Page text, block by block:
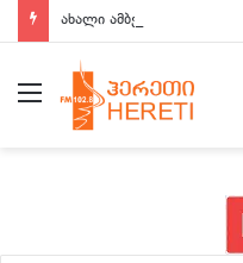
ახალი ამბები 15:00 საათზე
მენიუ